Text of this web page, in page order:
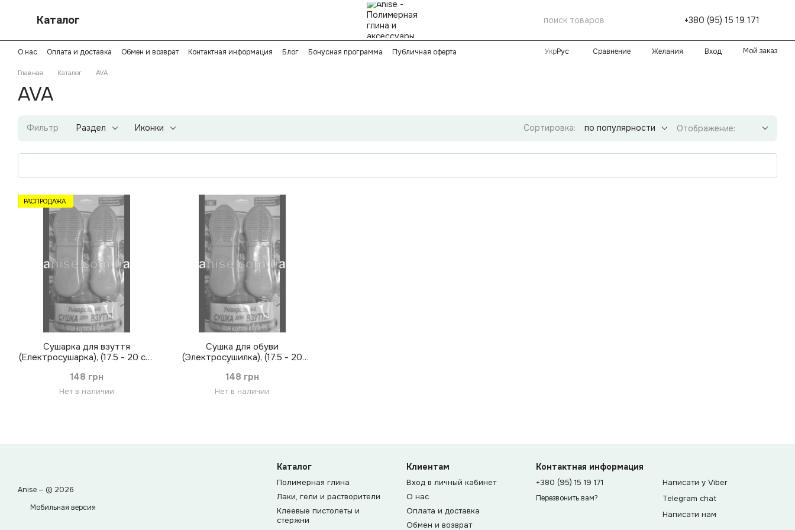
Каталог +380 (95) 15 19 171
О нас Оплата и доставка Обмен и возврат Контактная информация Блог Бонусная программа
Публичная оферта
УкрРус Сравнение Желания Вход Мой заказ
Главная Каталог AVA
AVA
Фильтр Раздел Иконки Сортировка: по популярности Отображение:
РАСПРОДАЖА
Сушарка для взуття
(Електросушарка), (17.5 - 20 см)
148 грн
Нет в наличии
Сушка для обуви
(Электросушилка), (17.5 - 20
см.) розовий
148 грн
Нет в наличии
Anise — © 2026
Мобильная версия
Каталог
Полимерная глина
Лаки, гели и растворители
Клеевые пистолеты и
стержни
Клиентам
Вход в личный кабинет
О нас
Оплата и доставка
Обмен и возврат
Контактная информация
+380 (95) 15 19 171
Перезвонить вам?
Написати у Viber
Telegram chat
Написати нам